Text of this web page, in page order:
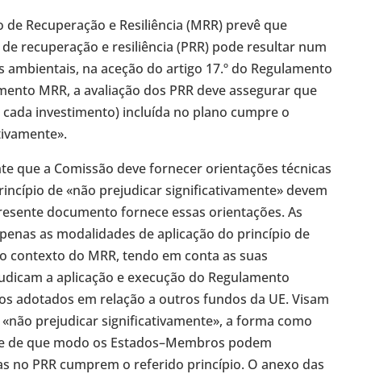
Recuperação e Resiliência (MRR) prevê que
recuperação e resiliência (PRR) pode resultar num
na aceção do artigo 17.º do Regulamento
MRR, a avaliação dos PRR deve assegurar que
investimento) incluída no plano cumpre o
que a Comissão deve fornecer orientações técnicas
de «não prejudicar significativamente» devem
documento fornece essas orientações. As
as modalidades de aplicação do princípio de
do MRR, tendo em conta as suas
a aplicação e execução do Regulamento
adotados em relação a outros fundos da UE. Visam
prejudicar significativamente», a forma como
de que modo os Estados–Membros podem
no PRR cumprem o referido princípio. O anexo das